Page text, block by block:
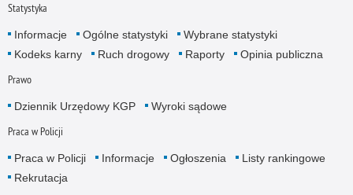
Statystyka
Informacje Ogólne statystyki
Wybrane statystyki
Kodeks karny
Ruch drogowy Raporty Opinia publiczna
Prawo
Dziennik Urzędowy KGP Wyroki sądowe
Praca w Policji
Praca w Policji Informacje Ogłoszenia
Listy rankingowe
Rekrutacja